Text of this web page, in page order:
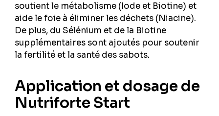
soutient le métabolisme (Iode et Biotine) et
aide le foie à éliminer les déchets (Niacine).
De plus, du Sélénium et de la Biotine
supplémentaires sont ajoutés pour soutenir
la fertilité et la santé des sabots.
Application et dosage de
Nutriforte Start